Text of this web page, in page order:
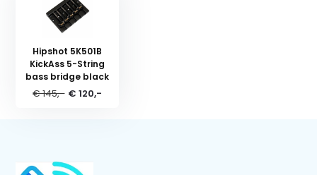
Hipshot 5K501B
KickAss 5-String
bass bridge black
€ 145,- € 120,-